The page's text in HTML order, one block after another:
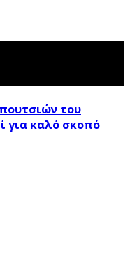
του
για καλό σκοπό